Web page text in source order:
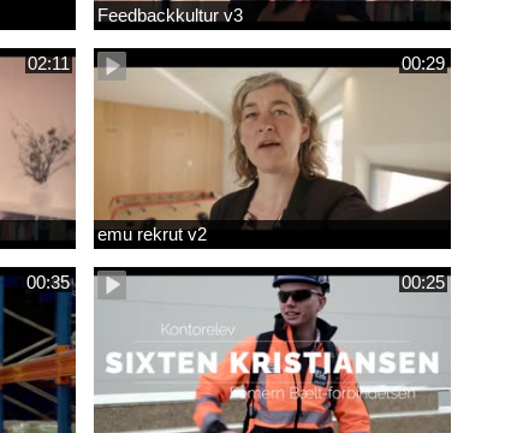
Feedbackkultur v3
02:11 00:29
emu rekrut v2
00:35 00:25